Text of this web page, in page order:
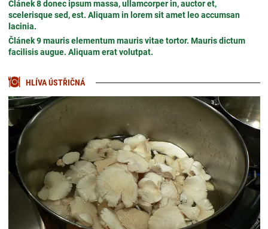
Článek 8 donec ipsum massa, ullamcorper in, auctor et,
scelerisque sed, est. Aliquam in lorem sit amet leo accumsan
lacinia.
Článek 9 mauris elementum mauris vitae tortor. Mauris dictum
facilisis augue. Aliquam erat volutpat.
HLÍVA ÚSTŘIČNÁ